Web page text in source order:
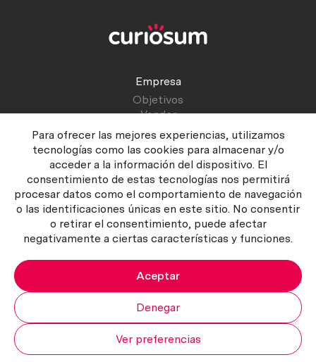
Para ofrecer las mejores experiencias, utilizamos
tecnologías como las cookies para almacenar y/o
acceder a la información del dispositivo. El
consentimiento de estas tecnologías nos permitirá
procesar datos como el comportamiento de navegación
o las identificaciones únicas en este sitio. No consentir
o retirar el consentimiento, puede afectar
negativamente a ciertas características y funciones.
Aceptar
Denegar
Ver preferencias
Empresa
Objetivos
Vender
Atención al cliente
Contactar
Manual del vendedor
Política del servicio
Política de Cookies
Copyright ©2026 Curiosum S.L. Todos los derechos reservados.